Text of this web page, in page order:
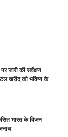
जारी की सर्वेक्षण
खरीद को भविष्य के
भारत के विजन